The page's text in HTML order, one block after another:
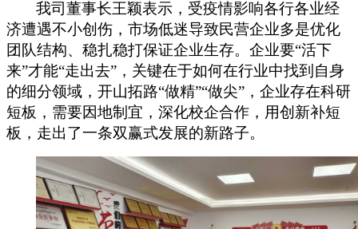
我司董事长王颖表示，受疫情影响各行各业经
济遭遇不小创伤，市场低迷导致民营企业多是优化
团队结构、稳扎稳打保证企业生存。企业要“活下
来”才能“走出去”，关键在于如何在行业中找到自身
的细分领域，开山拓路“做精”“做尖”，企业存在科研
短板，需要因地制宜，深化校企合作 ， 用创新补短
板 ， 走出了一条双赢式发展的新路子。